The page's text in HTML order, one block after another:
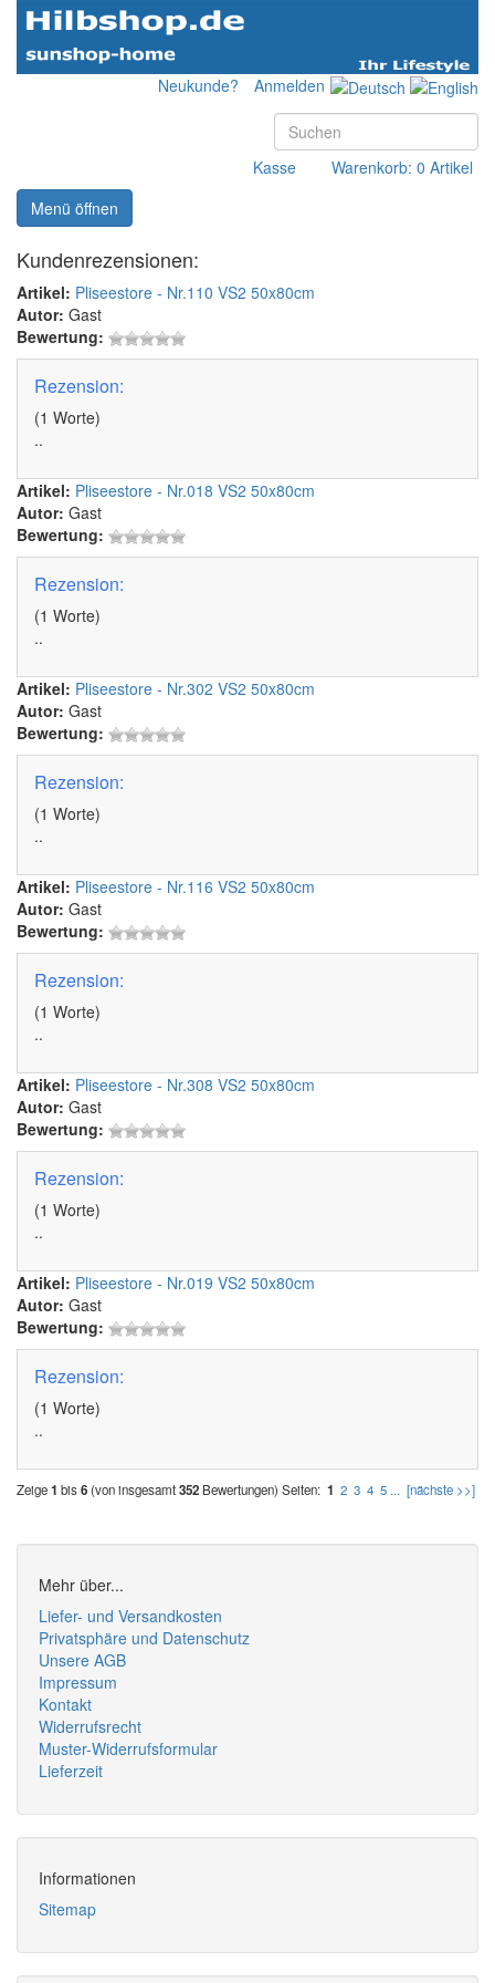
Neukunde? Anmelden
Kasse
Warenkorb: 0 Artikel
Menü öffnen
Kundenrezensionen:
Artikel: Pliseestore - Nr.110 VS2 50x80cm
Autor: Gast
Bewertung:
Rezension:
(1 Worte)
..
Artikel: Pliseestore - Nr.018 VS2 50x80cm
Autor: Gast
Bewertung:
Rezension:
(1 Worte)
..
Artikel: Pliseestore - Nr.302 VS2 50x80cm
Autor: Gast
Bewertung:
Rezension:
(1 Worte)
..
Artikel: Pliseestore - Nr.116 VS2 50x80cm
Autor: Gast
Bewertung:
Rezension:
(1 Worte)
..
Artikel: Pliseestore - Nr.308 VS2 50x80cm
Autor: Gast
Bewertung:
Rezension:
(1 Worte)
..
Artikel: Pliseestore - Nr.019 VS2 50x80cm
Autor: Gast
Bewertung:
Rezension:
(1 Worte)
..
Zeige1 bis6(von insgesamt352 Bewertungen) Seiten: 1 2 3 4 5 ... [nächste >>]
Mehr über...
Liefer- und Versandkosten
Privatsphäre und Datenschutz
Unsere AGB
Impressum
Kontakt
Widerrufsrecht
Muster-Widerrufsformular
Lieferzeit
Informationen
Sitemap